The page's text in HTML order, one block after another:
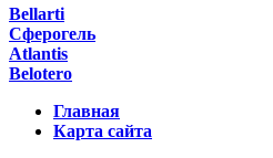
Bellarti
Сферогель
Atlantis
Belotero
Главная
Карта сайта